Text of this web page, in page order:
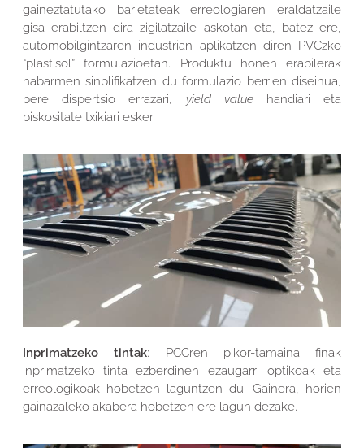
gaineztatutako barietateak erreologiaren eraldatzaile
gisa erabiltzen dira zigilatzaile askotan eta, batez ere,
automobilgintzaren industrian aplikatzen diren PVCzko
“plastisol” formulazioetan. Produktu honen erabilerak
nabarmen sinplifikatzen du formulazio berrien diseinua,
bere dispertsio errazari, yield value handiari eta
biskositate txikiari esker.
Inprimatzeko tintak: PCCren pikor-tamaina finak
inprimatzeko tinta ezberdinen ezaugarri optikoak eta
erreologikoak hobetzen laguntzen du. Gainera, horien
gainazaleko akabera hobetzen ere lagun dezake.